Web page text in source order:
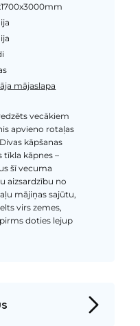
mājaslapa
vecākiem
apvieno rotaļas
kāpšanas
tīkla kāpnes –
šī vecuma
aizsardzību no
mājiņas sajūtu,
virs zemes,
doties lejup